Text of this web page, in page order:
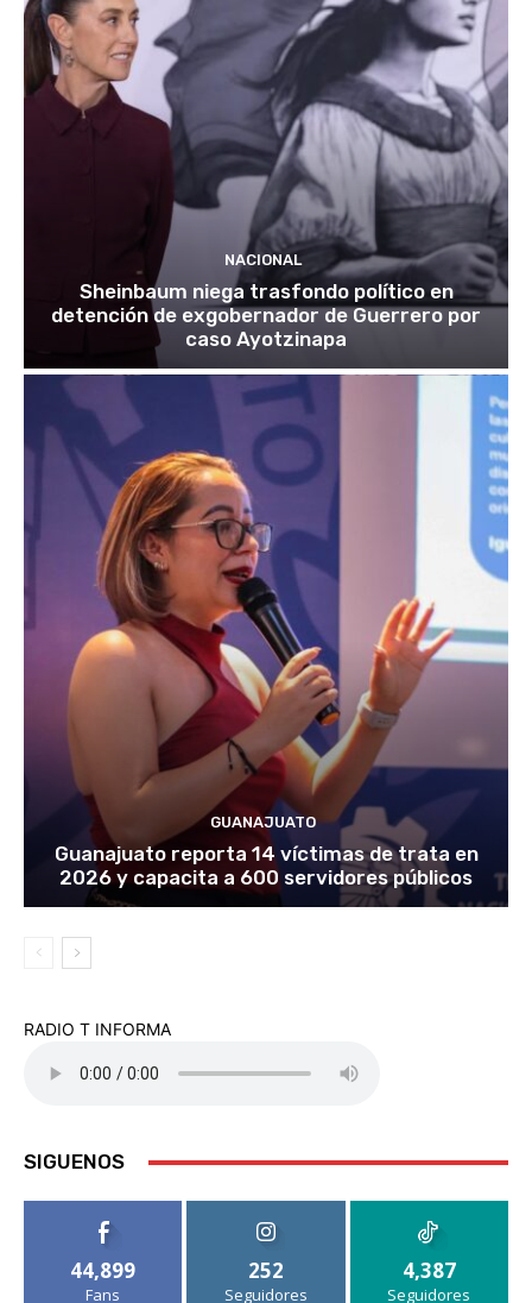
NACIONAL
Sheinbaum niega trasfondo político en
detención de exgobernador de Guerrero por
caso Ayotzinapa
GUANAJUATO
Guanajuato reporta 14 víctimas de trata en
2026 y capacita a 600 servidores públicos
RADIO T INFORMA
SIGUENOS
44,899
Fans
252
Seguidores
4,387
Seguidores